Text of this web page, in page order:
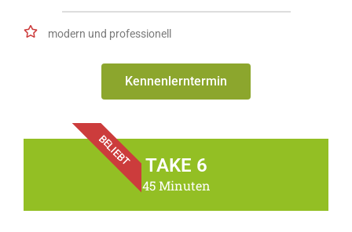
modern und professionell
Kennenlerntermin
BELIEBT TAKE 6
45 Minuten